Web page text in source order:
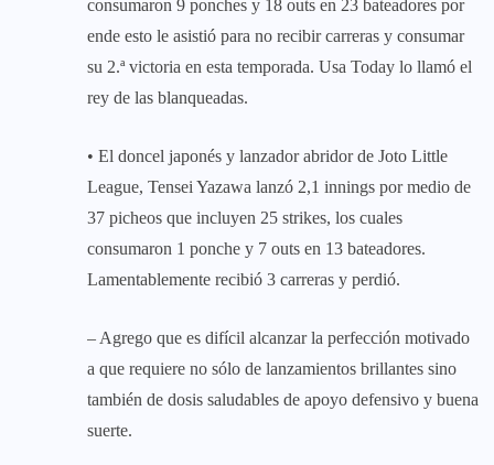
consumaron 9 ponches y 18 outs en 23 bateadores por
ende esto le asistió para no recibir carreras y consumar
su 2.ª victoria en esta temporada. Usa Today lo llamó el
rey de las blanqueadas.
• El doncel japonés y lanzador abridor de Joto Little
League, Tensei Yazawa lanzó 2,1 innings por medio de
37 picheos que incluyen 25 strikes, los cuales
consumaron 1 ponche y 7 outs en 13 bateadores.
Lamentablemente recibió 3 carreras y perdió.
– Agrego que es difícil alcanzar la perfección motivado
a que requiere no sólo de lanzamientos brillantes sino
también de dosis saludables de apoyo defensivo y buena
suerte.